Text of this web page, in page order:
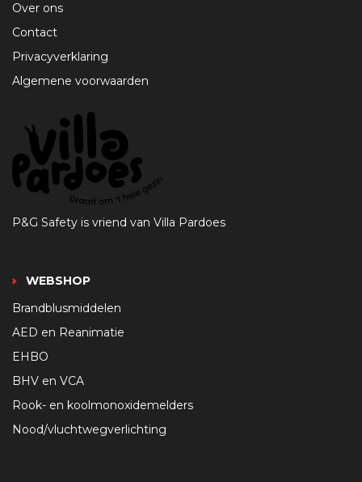
Over ons
Contact
Privacyverklaring
Algemene voorwaarden
P&G Safety is vriend van Villa Pardoes
WEBSHOP
Brandblusmiddelen
AED en Reanimatie
EHBO
BHV en VCA
Rook- en koolmonoxidemelders
Nood/vluchtwegverlichting